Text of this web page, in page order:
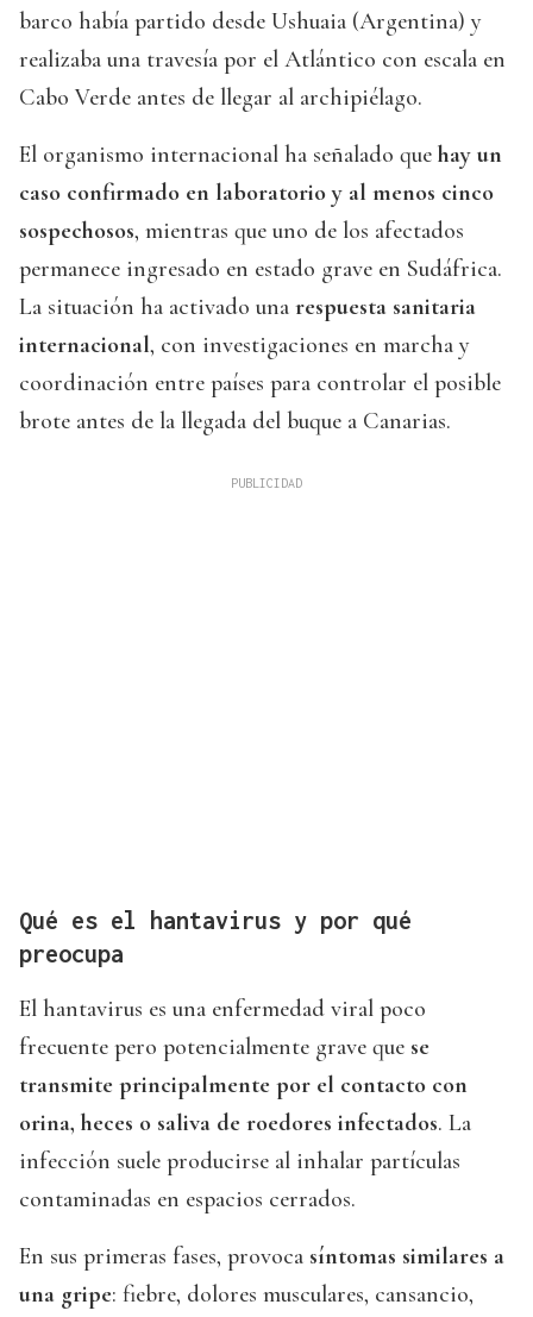
barco había partido desde Ushuaia (Argentina) y
realizaba una travesía por el Atlántico con escala en
Cabo Verde antes de llegar al archipiélago.
El organismo internacional ha señalado que hay un
caso confirmado en laboratorio y al menos cinco
sospechosos, mientras que uno de los afectados
permanece ingresado en estado grave en Sudáfrica.
La situación ha activado una respuesta sanitaria
internacional, con investigaciones en marcha y
coordinación entre países para controlar el posible
brote antes de la llegada del buque a Canarias.
Qué es el hantavirus y por qué
preocupa
El hantavirus es una enfermedad viral poco
frecuente pero potencialmente grave que se
transmite principalmente por el contacto con
orina, heces o saliva de roedores infectados. La
infección suele producirse al inhalar partículas
contaminadas en espacios cerrados.
En sus primeras fases, provoca síntomas similares a
una gripe: fiebre, dolores musculares, cansancio,